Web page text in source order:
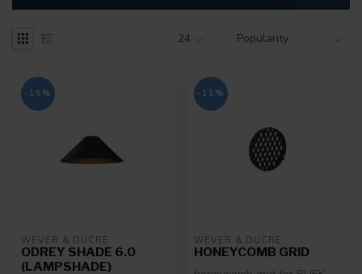
-15%
WEVER & DUCRÉ
ODREY SHADE 6.0
(LAMPSHADE)
-11%
WEVER & DUCRÉ
HONEYCOMB GRID